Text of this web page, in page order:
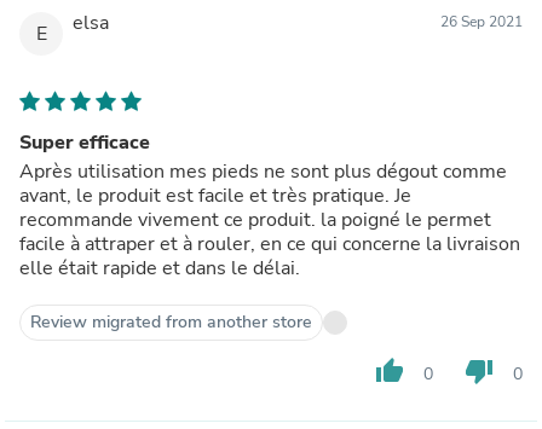
E elsa 26 Sep 2021
Super efficace
Après utilisation mes pieds ne sont plus dégout comme
avant, le produit est facile et très pratique. Je
recommande vivement ce produit. la poigné le permet
facile à attraper et à rouler, en ce qui concerne la livraison
elle était rapide et dans le délai.
Review migrated from another store
thumb_up 0 thumb_down 0